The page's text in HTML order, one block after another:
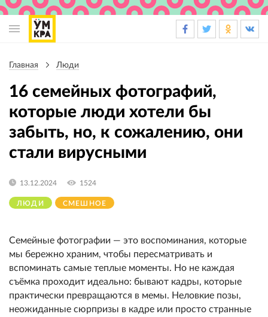
навигации
Главная Люди
16 семейных фотографий,
которые люди хотели бы
забыть, но, к сожалению, они
стали вирусными
ЛЮДИ СМЕШНОЕ
13.12.2024 1524
Семейные фотографии — это воспоминания, которые
мы бережно храним, чтобы пересматривать и
вспоминать самые теплые моменты. Но не каждая
съёмка проходит идеально: бывают кадры, которые
практически превращаются в мемы. Неловкие позы,
неожиданные сюрпризы в кадре или просто странные